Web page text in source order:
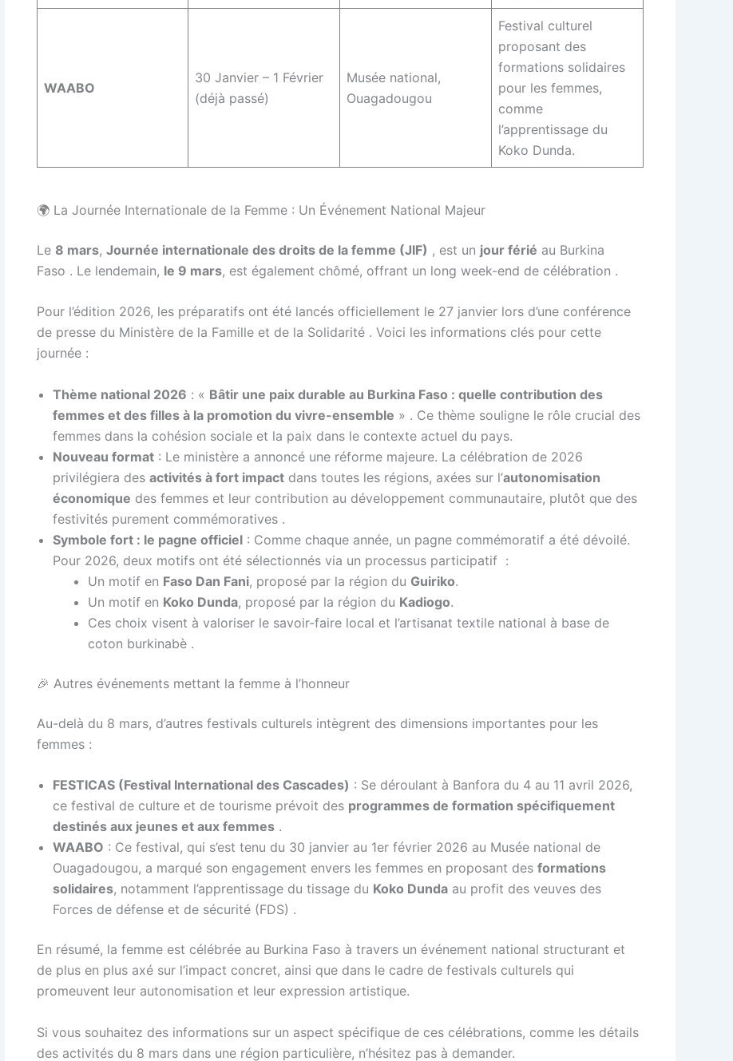
WAABO
30 Janvier – 1 Février
(déjà passé)
Musée national,
Ouagadougou
Festival culturel
proposant des
formations solidaires
pour les femmes,
comme
l’apprentissage du
Koko Dunda.
🌍 La Journée Internationale de la Femme : Un Événement National Majeur
Le 8 mars, Journée internationale des droits de la femme (JIF) , est un jour férié au Burkina
Faso . Le lendemain, le 9 mars, est également chômé, offrant un long week-end de célébration .
Pour l’édition 2026, les préparatifs ont été lancés officiellement le 27 janvier lors d’une conférence
de presse du Ministère de la Famille et de la Solidarité . Voici les informations clés pour cette
journée :
Thème national 2026 : « Bâtir une paix durable au Burkina Faso : quelle contribution des
femmes et des filles à la promotion du vivre-ensemble » . Ce thème souligne le rôle crucial des
femmes dans la cohésion sociale et la paix dans le contexte actuel du pays.
Nouveau format : Le ministère a annoncé une réforme majeure. La célébration de 2026
privilégiera des activités à fort impact dans toutes les régions, axées sur l’autonomisation
économique des femmes et leur contribution au développement communautaire, plutôt que des
festivités purement commémoratives .
Symbole fort : le pagne officiel : Comme chaque année, un pagne commémoratif a été dévoilé.
Pour 2026, deux motifs ont été sélectionnés via un processus participatif :
Un motif en Faso Dan Fani, proposé par la région du Guiriko.
Un motif en Koko Dunda, proposé par la région du Kadiogo.
Ces choix visent à valoriser le savoir-faire local et l’artisanat textile national à base de
coton burkinabè .
🎉 Autres événements mettant la femme à l’honneur
Au-delà du 8 mars, d’autres festivals culturels intègrent des dimensions importantes pour les
femmes :
FESTICAS (Festival International des Cascades) : Se déroulant à Banfora du 4 au 11 avril 2026,
ce festival de culture et de tourisme prévoit des programmes de formation spécifiquement
destinés aux jeunes et aux femmes .
WAABO : Ce festival, qui s’est tenu du 30 janvier au 1er février 2026 au Musée national de
Ouagadougou, a marqué son engagement envers les femmes en proposant des formations
solidaires, notamment l’apprentissage du tissage du Koko Dunda au profit des veuves des
Forces de défense et de sécurité (FDS) .
En résumé, la femme est célébrée au Burkina Faso à travers un événement national structurant et
de plus en plus axé sur l’impact concret, ainsi que dans le cadre de festivals culturels qui
promeuvent leur autonomisation et leur expression artistique.
Si vous souhaitez des informations sur un aspect spécifique de ces célébrations, comme les détails
des activités du 8 mars dans une région particulière, n’hésitez pas à demander.